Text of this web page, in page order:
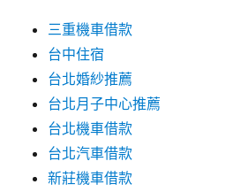
三重機車借款
台中住宿
台北婚紗推薦
台北月子中心推薦
台北機車借款
台北汽車借款
新莊機車借款